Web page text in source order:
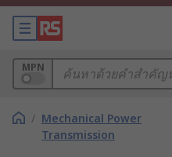
MPN
/ Mechanical Power
Transmission